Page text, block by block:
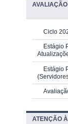
Ciclo
Estágio
Estágio
ATENÇÃO